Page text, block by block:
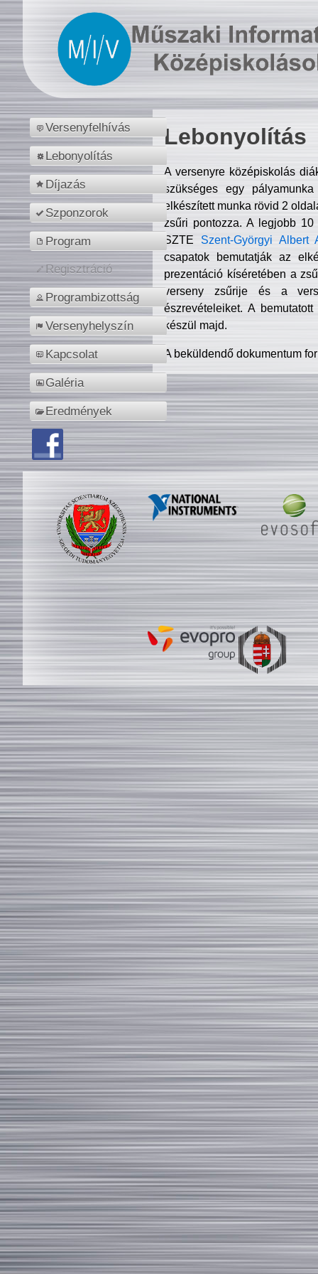
Versenyfelhívás
Lebonyolítás
Díjazás
Szponzorok
Program
Regisztráció
Programbizottság
Versenyhelyszín
Kapcsolat
Galéria
Eredmények
Lebonyolítás
A versenyre középiskolás
szükséges egy
elkészített munka rövid 2
zsűri pontozza. A legjobb
SZTE Szent-Györgyi Albert
csapatok bemutatják az
prezentáció kíséretében a
verseny zsűrije és a
észrevételeiket. A
készül majd.
A beküldendő dokumentum